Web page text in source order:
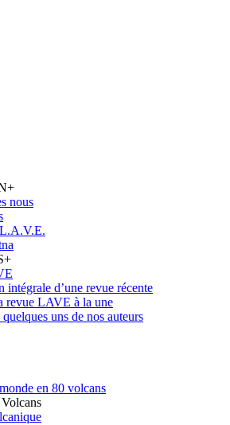
+
nous
+
intégrale d’une revue récente
revue LAVE à la une
uns de nos auteurs
en 80 volcans